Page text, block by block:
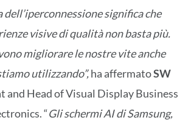
dell’iperconnessione significa che
visive di qualità non basta più.
migliorare le nostre vite anche
utilizzando”,ha affermatoSW
and Head of Visual Display Business
“Gli schermi AI di Samsung,